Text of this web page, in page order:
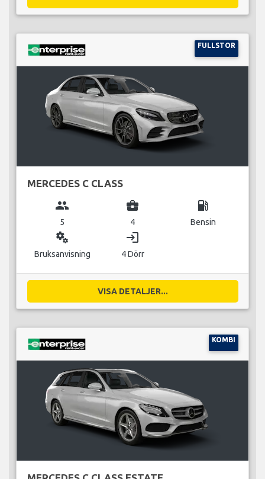
FULLSTOR
MERCEDES C CLASS
group
5
business_center
4
local_gas_station
Bensin
miscellaneous_services
Bruksanvisning
login
4 Dörr
VISA DETALJER...
KOMBI